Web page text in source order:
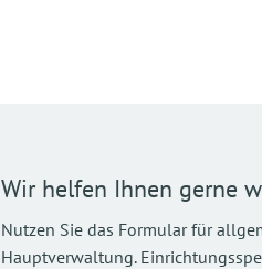
Wir helfen Ihnen gerne
Nutzen Sie das Formular für
Hauptverwaltung.